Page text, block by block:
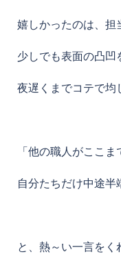
嬉しかったのは、担
少しでも表面の凸凹
夜遅くまでコテで均
「他の職人がここま
自分たちだけ中途半
と、熱～い一言をく